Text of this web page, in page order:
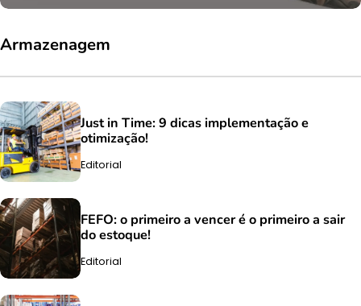
Armazenagem
Just in Time: 9 dicas implementação e
otimização!
Editorial
FEFO: o primeiro a vencer é o primeiro a sair
do estoque!
Editorial